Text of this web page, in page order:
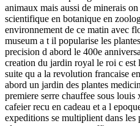
animaux mais aussi de minerais
scientifique en botanique en
environnement de ce matin avec
museum a t il popularise les
precision d abord le 400e
creation du jardin royal le roi c
suite qu a la revolution francaise
abord un jardin des plantes
premiere serre chauffee sous
cafeier recu en cadeau et a l
expeditions se multiplient dans les